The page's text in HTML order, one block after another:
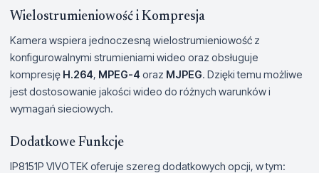
Wielostrumieniowość i Kompresja
Kamera wspiera jednoczesną wielostrumieniowość z
konfigurowalnymi strumieniami wideo oraz obsługuje
kompresję H.264, MPEG-4 oraz MJPEG. Dzięki temu możliwe
jest dostosowanie jakości wideo do różnych warunków i
wymagań sieciowych.
Dodatkowe Funkcje
IP8151P VIVOTEK oferuje szereg dodatkowych opcji, w tym: